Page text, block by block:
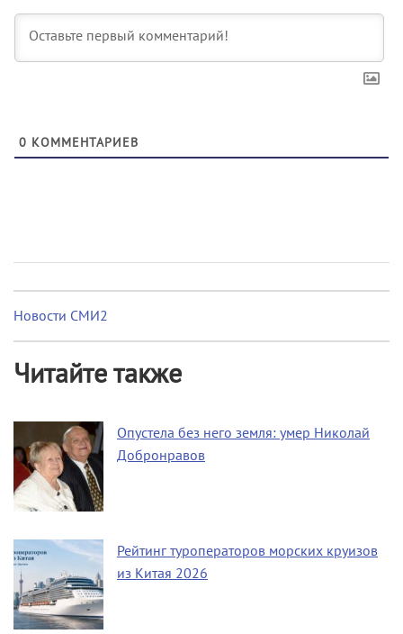
0 КОММЕНТАРИЕВ
Новости СМИ2
Читайте также
Опустела без него земля: умер Николай
Добронравов
Рейтинг туроператоров морских круизов
из Китая 2026